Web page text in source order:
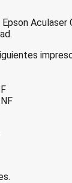
Aculaser